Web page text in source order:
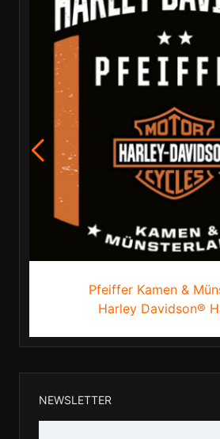
Pfeiffer Kamen &
Harley Davidson®
NEWSLETTER